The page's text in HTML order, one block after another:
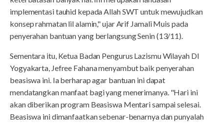
implementasi tauhid kepada Allah SWT untuk mewujudkan
konsep rahmatan lil alamin," ujar Arif Jamali Muis pada
penyerahan bantuan yang berlangsung Senin (13/11).
Sementara itu, Ketua Badan Pengurus Lazismu Wilayah DI
Yogyakarta, Jefree Fahana menyambut baik penyerahan
beasiswa ini. Ia berharap agar bantuan ini dapat
mendatangkan manfaat bagi yang menerimanya. "Hari ini
akan diberikan program Beasiswa Mentari sampai selesai.
Beasiswa ini dimanfaatkan sebenar-benarnya dan punyalah